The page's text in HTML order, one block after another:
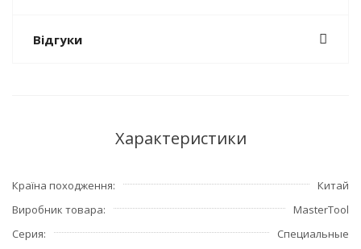
Відгуки
Характеристики
Країна походження
Китай
Виробник товара
MasterTool
Серия
Специальные